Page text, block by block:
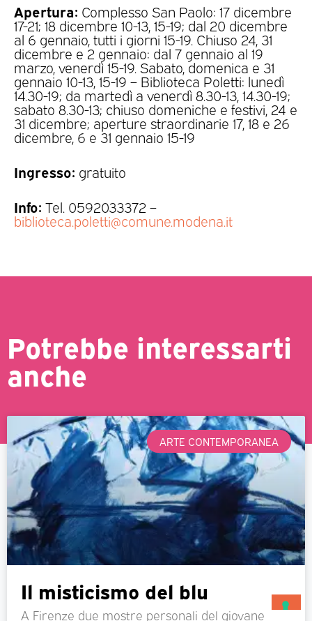
Apertura: Complesso San Paolo: 17 dicembre
17-21; 18 dicembre 10-13, 15-19; dal 20 dicembre
al 6 gennaio, tutti i giorni 15-19. Chiuso 24, 31
dicembre e 2 gennaio: dal 7 gennaio al 19
marzo, venerdì 15-19. Sabato, domenica e 31
gennaio 10-13, 15-19 – Biblioteca Poletti: lunedì
14.30-19; da martedì a venerdì 8.30-13, 14.30-19;
sabato 8.30-13; chiuso domeniche e festivi, 24 e
31 dicembre; aperture straordinarie 17, 18 e 26
dicembre, 6 e 31 gennaio 15-19
Ingresso: gratuito
Info: Tel. 0592033372 –
biblioteca.poletti@comune.modena.it
Potrebbe interessarti
anche
ARTE CONTEMPORANEA
Il misticismo del blu
A Firenze due mostre personali del giovane